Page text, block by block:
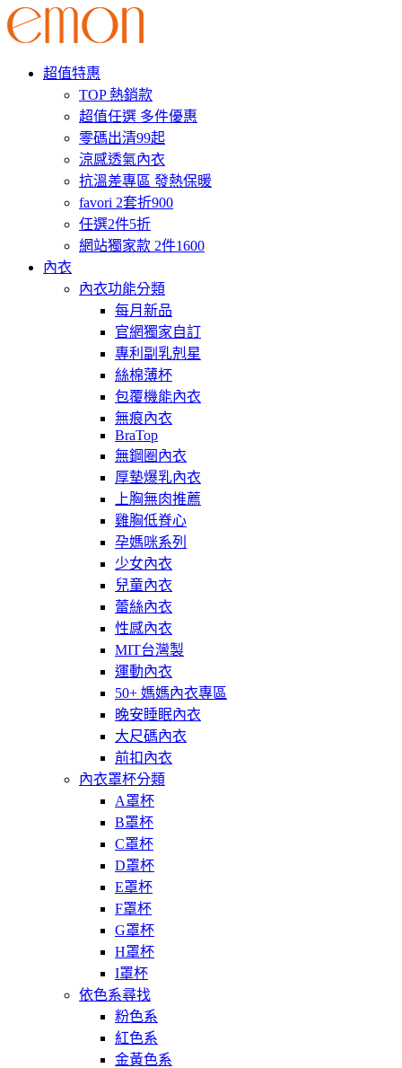
超值特惠
TOP 熱銷款
超值任選 多件優惠
零碼出清99起
涼感透氣內衣
抗溫差專區 發熱保暖
favori 2套折900
任選2件5折
網站獨家款 2件1600
內衣
內衣功能分類
每月新品
官網獨家自訂
專利副乳剋星
絲棉薄杯
包覆機能內衣
無痕內衣
BraTop
無鋼圈內衣
厚墊爆乳內衣
上胸無肉推薦
雞胸低脊心
孕媽咪系列
少女內衣
兒童內衣
蕾絲內衣
性感內衣
MIT台灣製
運動內衣
50+ 媽媽內衣專區
晚安睡眠內衣
大尺碼內衣
前扣內衣
內衣罩杯分類
A罩杯
B罩杯
C罩杯
D罩杯
E罩杯
F罩杯
G罩杯
H罩杯
I罩杯
依色系尋找
粉色系
紅色系
金黃色系